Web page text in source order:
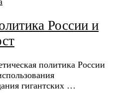
России и
политика России
гигантских …